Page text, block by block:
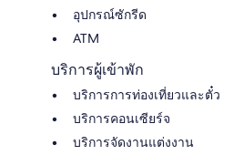
อุปกรณ์ซักรีด
ATM
บริการผู้เข้าพัก
บริการการท่องเที่ยวและตั๋ว
บริการคอนเซียร์จ
บริการจัดงานแต่งงาน